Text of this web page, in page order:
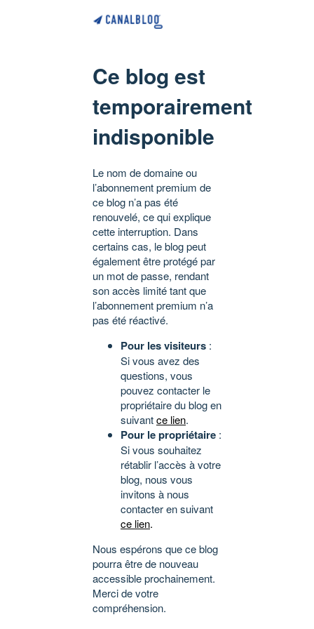
Ce blog est
temporairement
indisponible
Le nom de domaine ou
l’abonnement premium de
ce blog n’a pas été
renouvelé, ce qui explique
cette interruption. Dans
certains cas, le blog peut
également être protégé par
un mot de passe, rendant
son accès limité tant que
l’abonnement premium n’a
pas été réactivé.
Pour les visiteurs :
Si vous avez des
questions, vous
pouvez contacter le
propriétaire du blog en
suivantce lien.
Pour le propriétaire :
Si vous souhaitez
rétablir l’accès à votre
blog, nous vous
invitons à nous
contacter en suivant
ce lien.
Nous espérons que ce blog
pourra être de nouveau
accessible prochainement.
Merci de votre
compréhension.